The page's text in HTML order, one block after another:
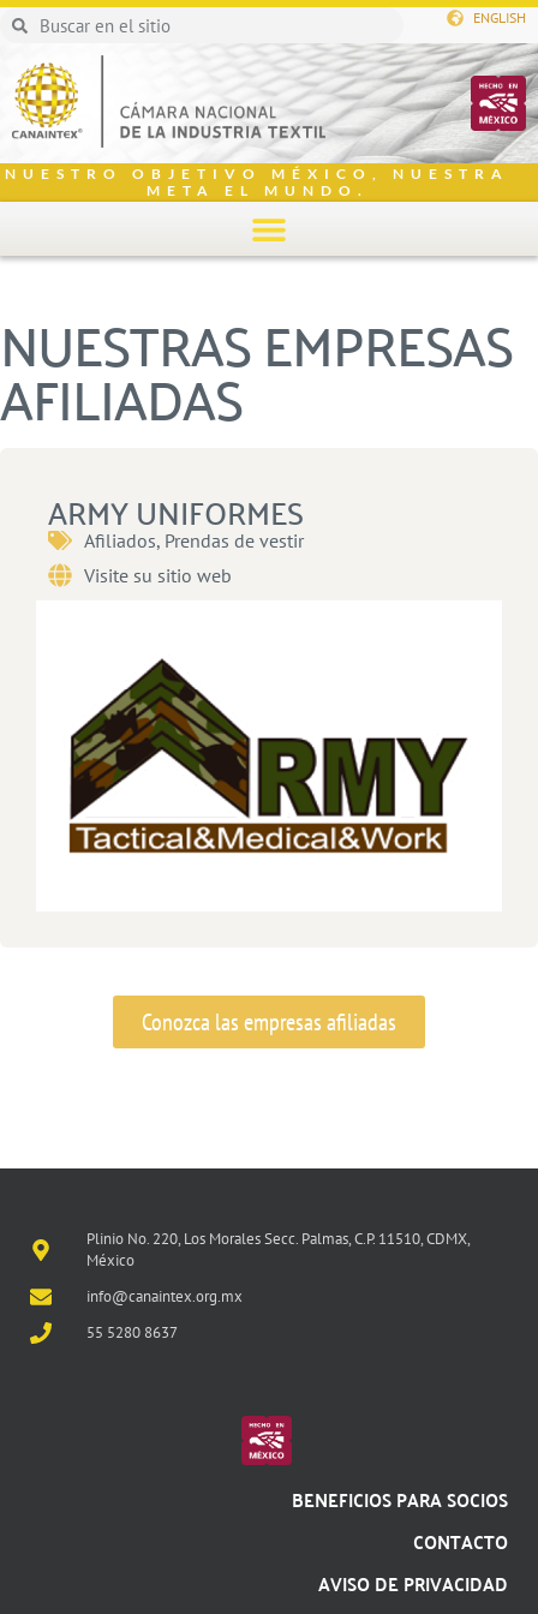
ENGLISH
NUESTRO OBJETIVO MÉXICO, NUESTRA
META EL MUNDO.
NUESTRAS EMPRESAS
AFILIADAS
ARMY UNIFORMES
Afiliados, Prendas de vestir
Visite su sitio web
Conozca las empresas afiliadas
Plinio No. 220, Los Morales Secc. Palmas, C.P. 11510, CDMX,
México
info@canaintex.org.mx
55 5280 8637
BENEFICIOS PARA SOCIOS
CONTACTO
AVISO DE PRIVACIDAD